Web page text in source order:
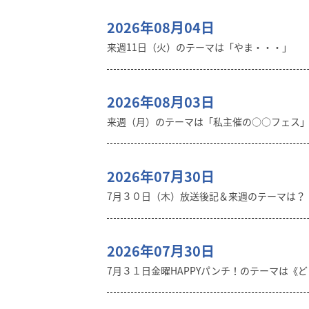
2026年08月04日
来週11日（火）のテーマは「やま・・・」
2026年08月03日
来週（月）のテーマは「私主催の○○フェス」
2026年07月30日
7月３０日（木）放送後記＆来週のテーマは？
2026年07月30日
7月３１日金曜HAPPYパンチ！のテーマは《ど